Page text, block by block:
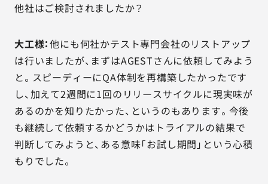
他社はご検討されましたか？
大工様：他にも何社かテスト専門会社のリストアップ
は行いましたが、まずはAGESTさんに依頼してみよう
と。スピーディーにQA体制を再構築したかったです
し、加えて2週間に1回のリリースサイクルに現実味が
あるのかを知りたかった、というのもあります。今後
も継続して依頼するかどうかはトライアルの結果で
判断してみようと、ある意味「お試し期間」という心積
もりでした。